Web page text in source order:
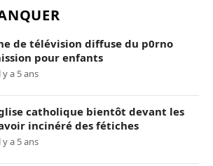
de télévision diffuse du p0rno
pour enfants
y a 5 ans
catholique bientôt devant les
incinéré des fétiches
y a 5 ans